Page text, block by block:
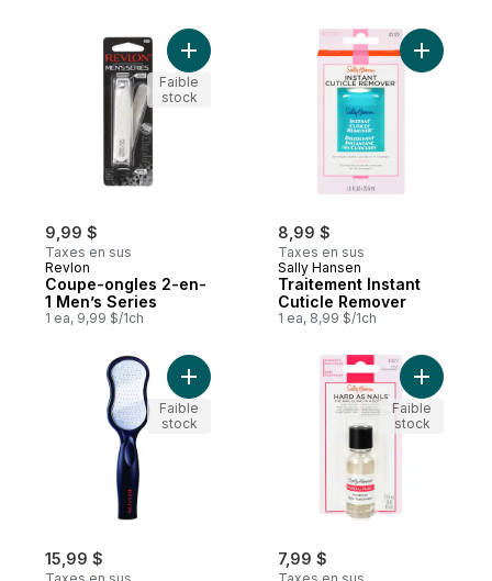
9,99 $
Taxes en sus
Revlon
Coupe-ongles 2-en-
1 Men’s Series
1 ea, 9,99 $/1ch
Ajouter Coupe-ongles 2-en-1 Men’s
Faible
stock
8,99 $
Taxes en sus
Sally Hansen
Traitement Instant
Cuticle Remover
1 ea, 8,99 $/1ch
Ajouter
15,99 $
Ajouter Éliminateur de callosités avec
Faible
stock
7,99 $
Ajouter
Faible
stock